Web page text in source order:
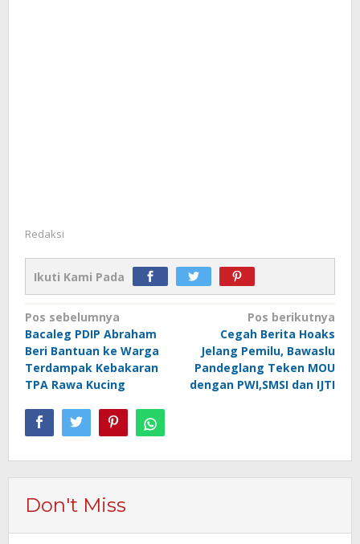
Redaksi
Ikuti Kami Pada
Navigasi
pos
Pos sebelumnya
Bacaleg PDIP Abraham
Beri Bantuan ke Warga
Terdampak Kebakaran
TPA Rawa Kucing
Pos berikutnya
Cegah Berita Hoaks
Jelang Pemilu, Bawaslu
Pandeglang Teken MOU
dengan PWI,SMSI dan IJTI
Don't Miss